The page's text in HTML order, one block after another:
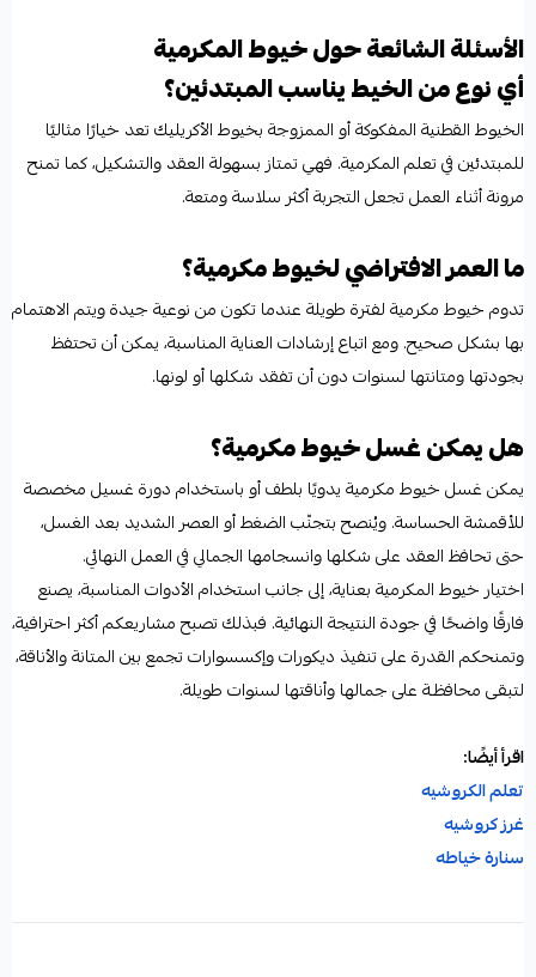
الأسئلة الشائعة حول خيوط المكرمية
أي نوع من الخيط يناسب المبتدئين؟
الخيوط القطنية المفكوكة أو الممزوجة بخيوط الأكريليك تعد خيارًا مثاليًا
للمبتدئين في تعلم المكرمية. فهي تمتاز بسهولة العقد والتشكيل، كما تمنح
مرونة أثناء العمل تجعل التجربة أكثر سلاسة ومتعة.
ما العمر الافتراضي لخيوط مكرمية؟
تدوم خيوط مكرمية لفترة طويلة عندما تكون من نوعية جيدة ويتم الاهتمام
بها بشكل صحيح. ومع اتباع إرشادات العناية المناسبة، يمكن أن تحتفظ
بجودتها ومتانتها لسنوات دون أن تفقد شكلها أو لونها.
هل يمكن غسل خيوط مكرمية؟
يمكن غسل خيوط مكرمية يدويًا بلطف أو باستخدام دورة غسيل مخصصة
للأقمشة الحساسة. ويُنصح بتجنّب الضغط أو العصر الشديد بعد الغسل،
حتى تحافظ العقد على شكلها وانسجامها الجمالي في العمل النهائي.
اختيار خيوط المكرمية بعناية، إلى جانب استخدام الأدوات المناسبة، يصنع
فارقًا واضحًا في جودة النتيجة النهائية. فبذلك تصبح مشاريعكم أكثر احترافية،
وتمنحكم القدرة على تنفيذ ديكورات وإكسسوارات تجمع بين المتانة والأناقة،
لتبقى محافظـة على جمالها وأناقتها لسنوات طويلة.
اقرأ أيضًا:
تعلم الكروشيه
غرز كروشيه
سنارة خياطه